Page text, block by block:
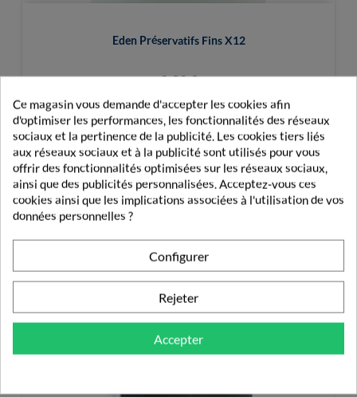
Eden Préservatifs Fins X12
2,30 €
PRODUITS DE LA MÊME CATÉGORIE
Ce magasin vous demande d'accepter les cookies afin
d'optimiser les performances, les fonctionnalités des réseaux
sociaux et la pertinence de la publicité. Les cookies tiers liés
aux réseaux sociaux et à la publicité sont utilisés pour vous
offrir des fonctionnalités optimisées sur les réseaux sociaux,
ainsi que des publicités personnalisées. Acceptez-vous ces
cookies ainsi que les implications associées à l'utilisation de vos
données personnelles ?
Configurer
Rejeter
Accepter